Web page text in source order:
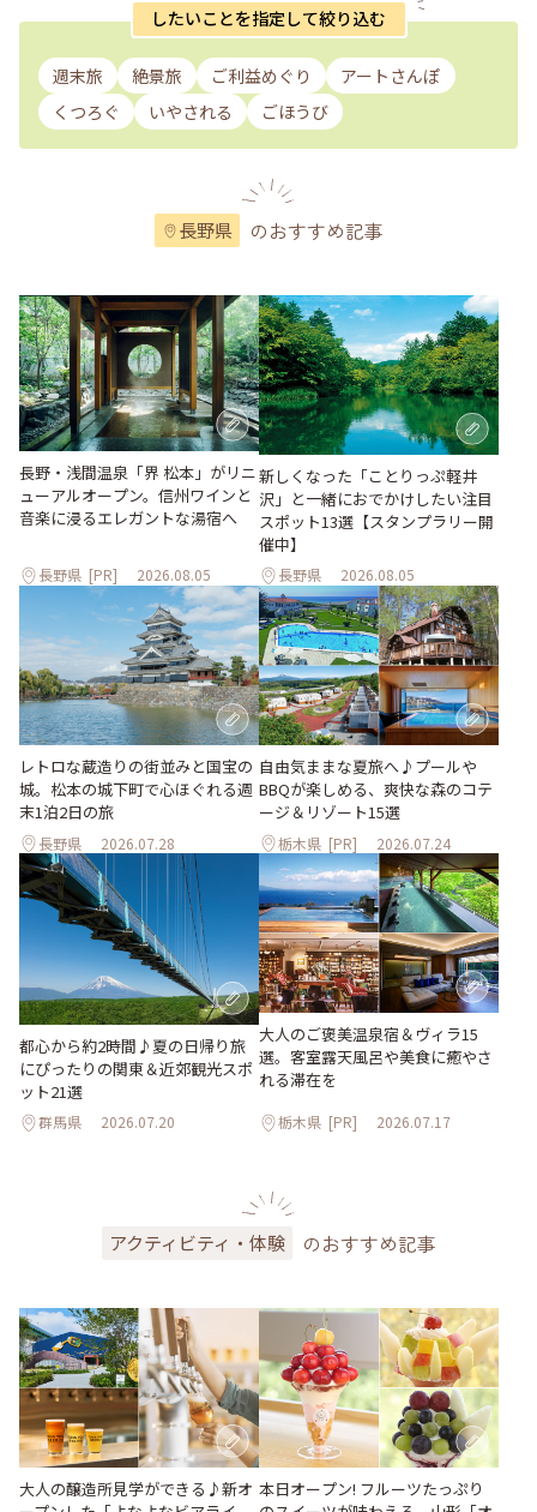
したいことを指定して絞り込む
週末旅 絶景旅 ご利益めぐり
アートさんぽ
くつろぐ
いやされる ごほうび
長野県 のおすすめ記事
長野・浅間温泉「界 松本」がリニ
ューアルオープン。信州ワインと
音楽に浸るエレガントな湯宿へ
長野県 [PR] 2026.08.05
新しくなった「ことりっぷ軽井
沢」と一緒におでかけしたい注目
スポット13選【スタンプラリー開
催中】
長野県 2026.08.05
レトロな蔵造りの街並みと国宝の
城。松本の城下町で心ほぐれる週
末1泊2日の旅
長野県 2026.07.28
自由気ままな夏旅へ♪プールや
BBQが楽しめる、爽快な森のコテ
ージ＆リゾート15選
栃木県 [PR] 2026.07.24
都心から約2時間♪夏の日帰り旅
にぴったりの関東＆近郊観光スポ
ット21選
群馬県 2026.07.20
大人のご褒美温泉宿＆ヴィラ15
選。客室露天風呂や美食に癒やさ
れる滞在を
栃木県 [PR] 2026.07.17
アクティビティ・体験 のおすすめ記事
大人の醸造所見学ができる♪新オ 本日オープン! フルーツたっぷり